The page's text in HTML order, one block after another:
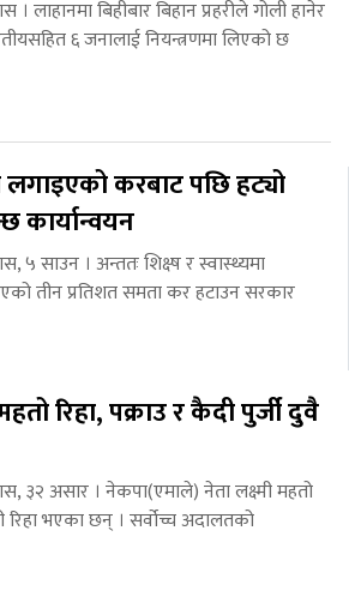
। लाहानमा बिहीबार बिहान प्रहरीले गोली हानेर
६ जनालाई नियन्त्रणमा लिएको छ
लगाइएको करबाट पछि हट्यो
कार्यान्वयन
५ साउन । अन्ततः शिक्ष्ष र स्वास्थ्यमा
तीन प्रतिशत समता कर हटाउन सरकार
रिहा, पक्राउ र कैदी पुर्जी दुवै
३२ असार । नेकपा(एमाले) नेता लक्ष्मी महतो
रिहा भएका छन् । सर्वोच्च अदालतको